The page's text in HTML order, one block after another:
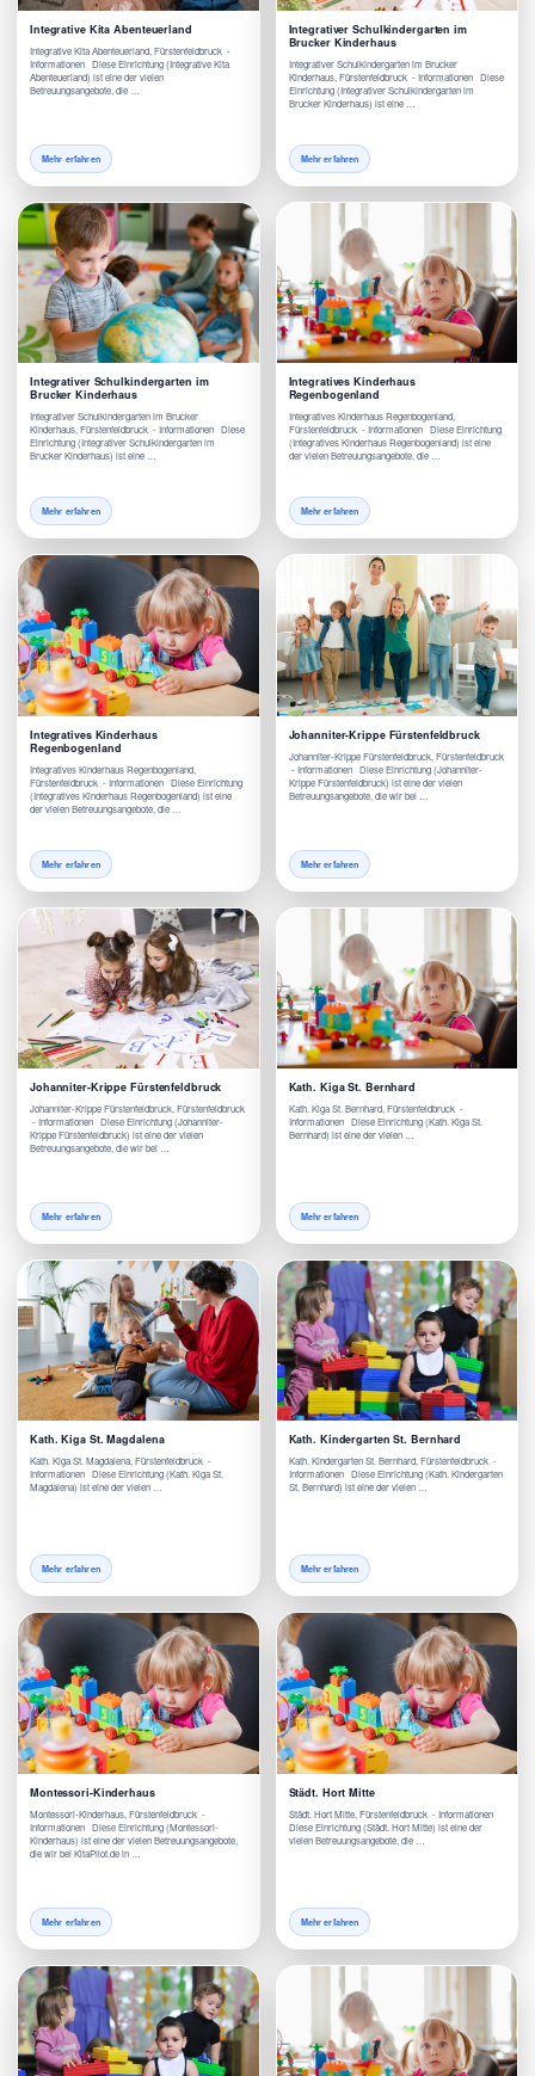
Integrative Kita Abenteuerland
Integrative Kita Abenteuerland, Fürstenfeldbruck -
Informationen Diese Einrichtung (Integrative Kita
Abenteuerland) ist eine der vielen
Betreuungsangebote, die …
Mehr erfahren
Integrativer Schulkindergarten im
Brucker Kinderhaus
Integrativer Schulkindergarten im Brucker
Kinderhaus, Fürstenfeldbruck - Informationen Diese
Einrichtung (Integrativer Schulkindergarten im
Brucker Kinderhaus) ist eine …
Mehr erfahren
Integrativer Schulkindergarten im
Brucker Kinderhaus
Integrativer Schulkindergarten im Brucker
Kinderhaus, Fürstenfeldbruck - Informationen Diese
Einrichtung (Integrativer Schulkindergarten im
Brucker Kinderhaus) ist eine …
Mehr erfahren
Integratives Kinderhaus
Regenbogenland
Integratives Kinderhaus Regenbogenland,
Fürstenfeldbruck - Informationen Diese Einrichtung
(Integratives Kinderhaus Regenbogenland) ist eine
der vielen Betreuungsangebote, die …
Mehr erfahren
Integratives Kinderhaus
Regenbogenland
Integratives Kinderhaus Regenbogenland,
Fürstenfeldbruck - Informationen Diese Einrichtung
(Integratives Kinderhaus Regenbogenland) ist eine
der vielen Betreuungsangebote, die …
Mehr erfahren
Johanniter-Krippe Fürstenfeldbruck
Johanniter-Krippe Fürstenfeldbruck, Fürstenfeldbruck
- Informationen Diese Einrichtung (Johanniter-
Krippe Fürstenfeldbruck) ist eine der vielen
Betreuungsangebote, die wir bei …
Mehr erfahren
Johanniter-Krippe Fürstenfeldbruck
Johanniter-Krippe Fürstenfeldbruck, Fürstenfeldbruck
- Informationen Diese Einrichtung (Johanniter-
Krippe Fürstenfeldbruck) ist eine der vielen
Betreuungsangebote, die wir bei …
Mehr erfahren
Kath. Kiga St. Bernhard
Kath. Kiga St. Bernhard, Fürstenfeldbruck -
Informationen Diese Einrichtung (Kath. Kiga St.
Bernhard) ist eine der vielen …
Mehr erfahren
Kath. Kiga St. Magdalena
Kath. Kiga St. Magdalena, Fürstenfeldbruck -
Informationen Diese Einrichtung (Kath. Kiga St.
Magdalena) ist eine der vielen …
Mehr erfahren
Kath. Kindergarten St. Bernhard
Kath. Kindergarten St. Bernhard, Fürstenfeldbruck -
Informationen Diese Einrichtung (Kath. Kindergarten
St. Bernhard) ist eine der vielen …
Mehr erfahren
Montessori-Kinderhaus
Montessori-Kinderhaus, Fürstenfeldbruck -
Informationen Diese Einrichtung (Montessori-
Kinderhaus) ist eine der vielen Betreuungsangebote,
die wir bei KitaPilot.de in …
Mehr erfahren
Städt. Hort Mitte
Städt. Hort Mitte, Fürstenfeldbruck - Informationen
Diese Einrichtung (Städt. Hort Mitte) ist eine der
vielen Betreuungsangebote, die …
Mehr erfahren